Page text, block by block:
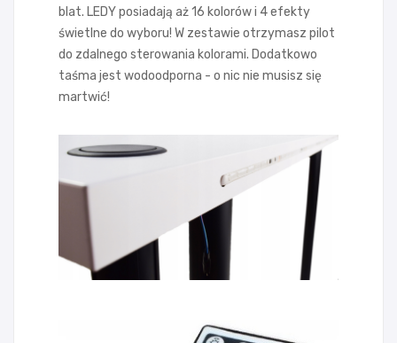
blat. LEDY posiadają aż 16 kolorów i 4 efekty
świetlne do wyboru! W zestawie otrzymasz pilot
do zdalnego sterowania kolorami. Dodatkowo
taśma jest wodoodporna - o nic nie musisz się
martwić!